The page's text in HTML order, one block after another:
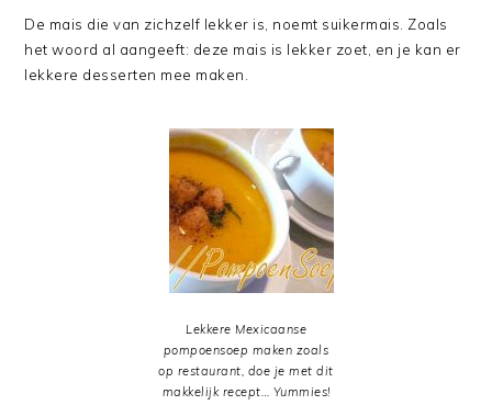
De mais die van zichzelf lekker is, noemt suikermais. Zoals
het woord al aangeeft: deze mais is lekker zoet, en je kan er
lekkere desserten mee maken.
Lekkere Mexicaanse
pompoensoep maken zoals
op restaurant, doe je met dit
makkelijk recept… Yummies!